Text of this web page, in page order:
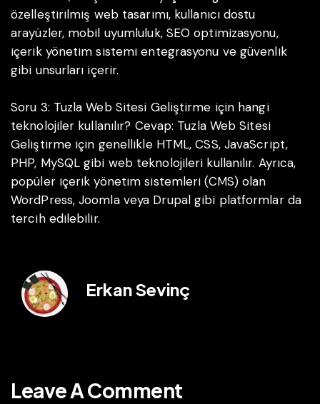
özelleştirilmiş web tasarımı, kullanıcı dostu
arayüzler, mobil uyumluluk, SEO optimizasyonu,
içerik yönetim sistemi entegrasyonu ve güvenlik
gibi unsurları içerir.
Soru 3: Tuzla Web Sitesi Geliştirme için hangi
teknolojiler kullanılır? Cevap: Tuzla Web Sitesi
Geliştirme için genellikle HTML, CSS, JavaScript,
PHP, MySQL gibi web teknolojileri kullanılır. Ayrıca,
popüler içerik yönetim sistemleri (CMS) olan
WordPress, Joomla veya Drupal gibi platformlar da
tercih edilebilir.
Erkan Sevinç
Leave A Comment